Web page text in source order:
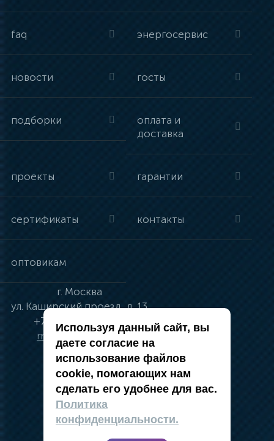
faq энергосервис
новости госты
подборки
оплата и
доставка
проекты гарантии
сертификаты контакты
оптовикам
г. Москва
ул. Каширский проезд, д. 13
+7 (495) 134-41-83
moskva@vincci.ru
политика в отношении обработки
персональных данных
публичная оферта
карта сайта
Используя данный сайт, вы
даете согласие на
использование файлов
cookie, помогающих нам
сделать его удобнее для вас.
Политика
конфиденциальности.